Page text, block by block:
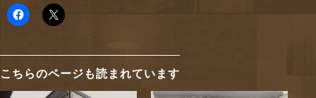
こちらのページも読まれています